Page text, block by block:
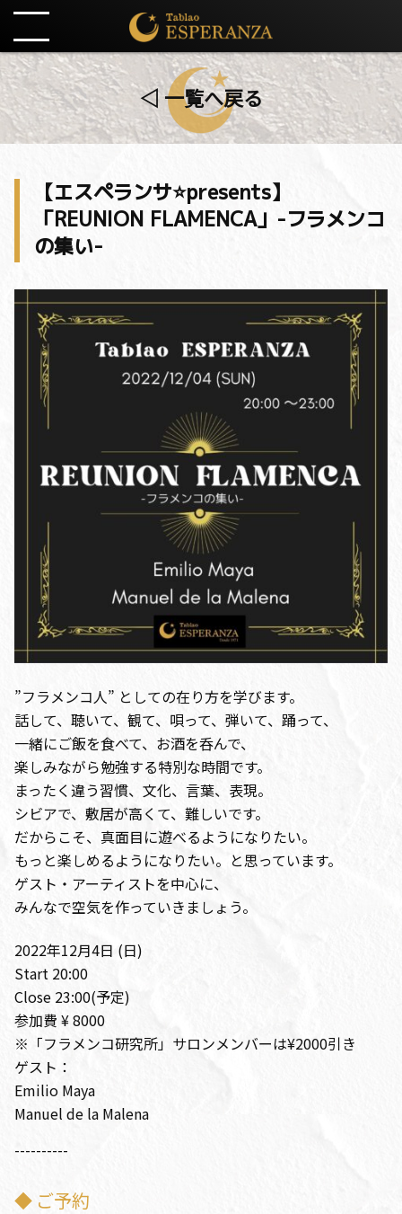
◁ 一覧へ戻る
【エスペランサ⭐️presents】
「REUNION FLAMENCA」-フラメンコ
の集い-
”フラメンコ人” としての在り方を学びます。
話して、聴いて、観て、唄って、弾いて、踊って、
一緒にご飯を食べて、お酒を呑んで、
楽しみながら勉強する特別な時間です。
まったく違う習慣、文化、言葉、表現。
シビアで、敷居が高くて、難しいです。
だからこそ、真面目に遊べるようになりたい。
もっと楽しめるようになりたい。と思っています。
ゲスト・アーティストを中心に、
みんなで空気を作っていきましょう。
2022年12月4日 (日)
Start 20:00
Close 23:00(予定)
参加費 ¥ 8000
※「フラメンコ研究所」サロンメンバーは¥2000引き
ゲスト：
Emilio Maya
Manuel de la Malena
----------
◆ ご予約